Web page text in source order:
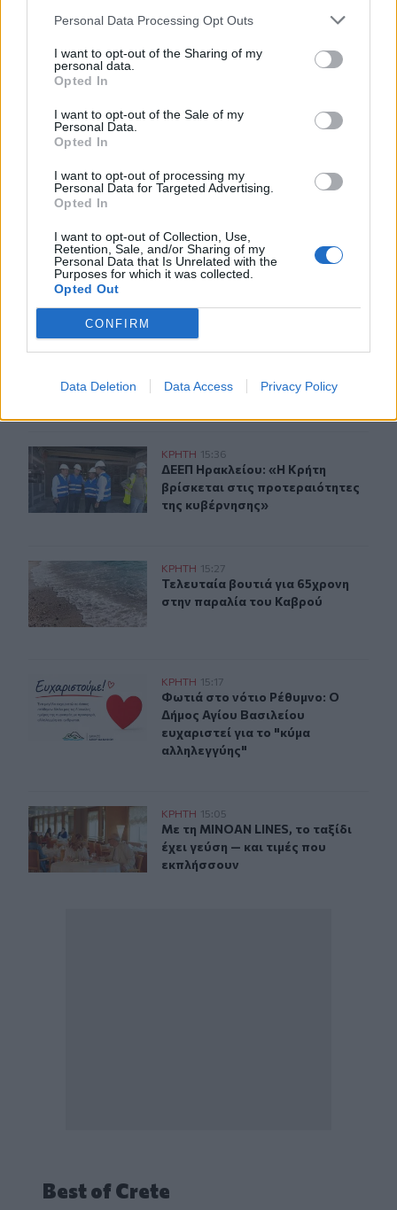
Personal Data Processing Opt Outs
I want to opt-out of the Sharing of my
personal data.
Opted In
I want to opt-out of the Sale of my
Personal Data.
Opted In
I want to opt-out of processing my
Personal Data for Targeted Advertising.
Opted In
I want to opt-out of Collection, Use,
Retention, Sale, and/or Sharing of my
Personal Data that Is Unrelated with the
Purposes for which it was collected.
Opted Out
CONFIRM
Data Deletion Data Access Privacy Policy
ΠΕΡΙΣΣΟΤΕΡΑ
ΣΧΕΤΙΚA AΡΘΡΑ
Ο Γ. Αγριμανάκης Αντιδήμαρχος
Ο Γ. Αγριμανάκης Αντιδήμαρχος
Υπηρεσίας το Σάββατο 8 και την
Κυριακή 9 Αυγούστου
Ηράκλειο: Εντυπωσιάζουν οι εικόνες από το νέο
ΚΡΗΤΗ
Εντυπωσιάζουν οι εικόνες από το
Εντυπωσιάζουν οι εικόνες από
Καστέλλι- Δείτε βίντεο
ΔΕΕΠ Ηρακλείου: «Η Κρήτη βρίσκεται στις
ΚΡΗΤΗ 15:36
ΔΕΕΠ Ηρακλείου: «Η Κρήτη
ΔΕΕΠ Ηρακλείου: «Η Κρήτη
βρίσκεται στις προτεραιότητες
της κυβέρνησης»
Τελευταία βουτιά για 65χρονη στην παραλία του
ΚΡΗΤΗ 15:27
Τελευταία βουτιά για 65χρονη
Τελευταία βουτιά για 65χρονη
στην παραλία του Καβρού
Φωτιά στο νότιο Ρέθυμνο: Ο Δήμος Αγίου Βασιλείου
ΚΡΗΤΗ 15:17
Φωτιά στο νότιο Ρέθυμνο: Ο Δήμος
Φωτιά στο νότιο Ρέθυμνο: Ο
Δήμος Αγίου Βασιλείου
ευχαριστεί για το "κύμα
αλληλεγγύης"
Με τη MINOAN LINES, το ταξίδι έχει γεύση — και τιμές
ΚΡΗΤΗ 15:05
Με τη MINOAN LINES, το ταξίδι
Με τη MINOAN LINES, το ταξίδι
έχει γεύση — και τιμές που
εκπλήσσουν
Best of Crete